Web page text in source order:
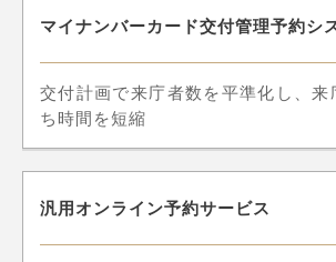
マイナンバーカード交付管理予約シ
交付計画で来庁者数を平準化し、来
ち時間を短縮
汎用オンライン予約サービス